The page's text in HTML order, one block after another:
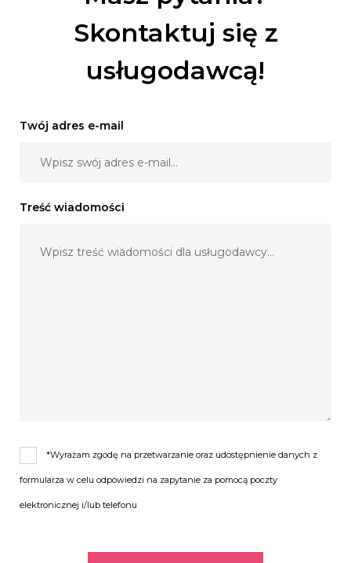
* przystrojenie samochodu wg własnych upodobań
POCZUJESZ SIĘ JAK GWIAZDA!
e-mail:switalowski@wp.pl
Skontaktuj się z
usługodawcą!
Twój adres e-mail
Treść wiadomości
*Wyrażam zgodę na przetwarzanie oraz udostępnienie danych z
formularza w celu odpowiedzi na zapytanie za pomocą poczty
elektronicznej i/lub telefonu